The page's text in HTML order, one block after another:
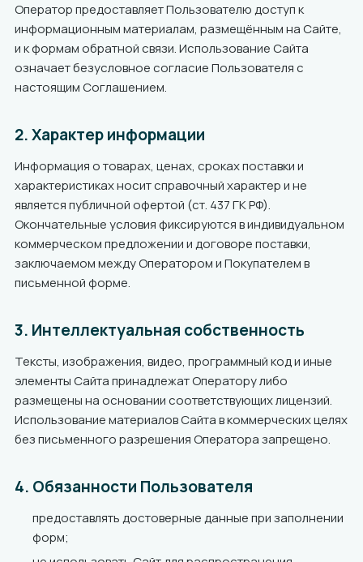
Оператор предоставляет Пользователю доступ к
информационным материалам, размещённым на Сайте,
и к формам обратной связи. Использование Сайта
означает безусловное согласие Пользователя с
настоящим Соглашением.
2. Характер информации
Информация о товарах, ценах, сроках поставки и
характеристиках носит справочный характер и не
является публичной офертой (ст. 437 ГК РФ).
Окончательные условия фиксируются в индивидуальном
коммерческом предложении и договоре поставки,
заключаемом между Оператором и Покупателем в
письменной форме.
3. Интеллектуальная собственность
Тексты, изображения, видео, программный код и иные
элементы Сайта принадлежат Оператору либо
размещены на основании соответствующих лицензий.
Использование материалов Сайта в коммерческих целях
без письменного разрешения Оператора запрещено.
4. Обязанности Пользователя
предоставлять достоверные данные при заполнении
форм;